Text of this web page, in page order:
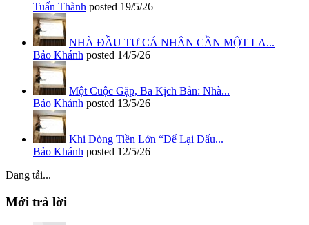
Tuấn Thành posted 19/5/26
NHÀ ĐẦU TƯ CÁ NHÂN CẦN MỘT LA...
Bảo Khánh posted 14/5/26
Một Cuộc Gặp, Ba Kịch Bản: Nhà...
Bảo Khánh posted 13/5/26
Khi Dòng Tiền Lớn “Để Lại Dấu...
Bảo Khánh posted 12/5/26
Đang tải...
Mới trả lời